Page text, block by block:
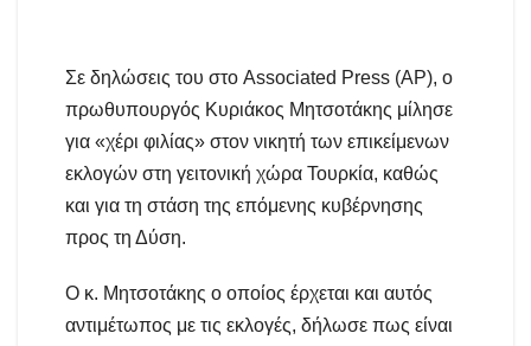
Σε δηλώσεις του στο Associated Press (AP), ο
πρωθυπουργός Κυριάκος Μητσοτάκης μίλησε
για «χέρι φιλίας» στον νικητή των επικείμενων
εκλογών στη γειτονική χώρα Τουρκία, καθώς
και για τη στάση της επόμενης κυβέρνησης
προς τη Δύση.
Ο κ. Μητσοτάκης ο οποίος έρχεται και αυτός
αντιμέτωπος με τις εκλογές, δήλωσε πως είναι